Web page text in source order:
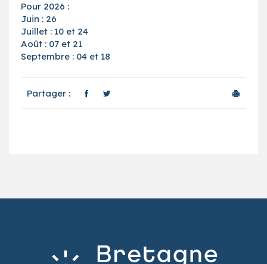
Pour 2026 :
Juin : 26
Juillet : 10 et 24
Août : 07 et 21
Septembre : 04 et 18
Partager :